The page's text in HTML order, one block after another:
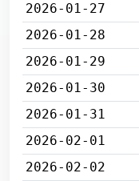
2026-01-27
2026-01-28
2026-01-29
2026-01-30
2026-01-31
2026-02-01
2026-02-02